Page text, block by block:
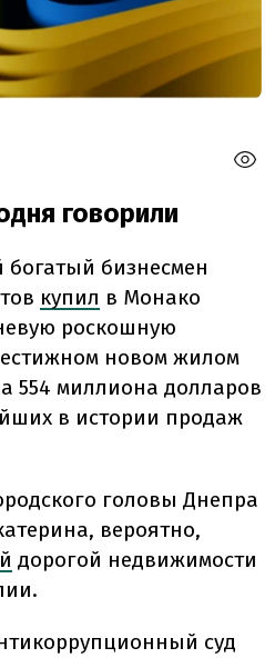
говорили
бизнесмен
купил в Монако
роскошную
новом жилом
554 миллиона долларов
в истории продаж
головы Днепра
вероятно,
дорогой недвижимости
суд